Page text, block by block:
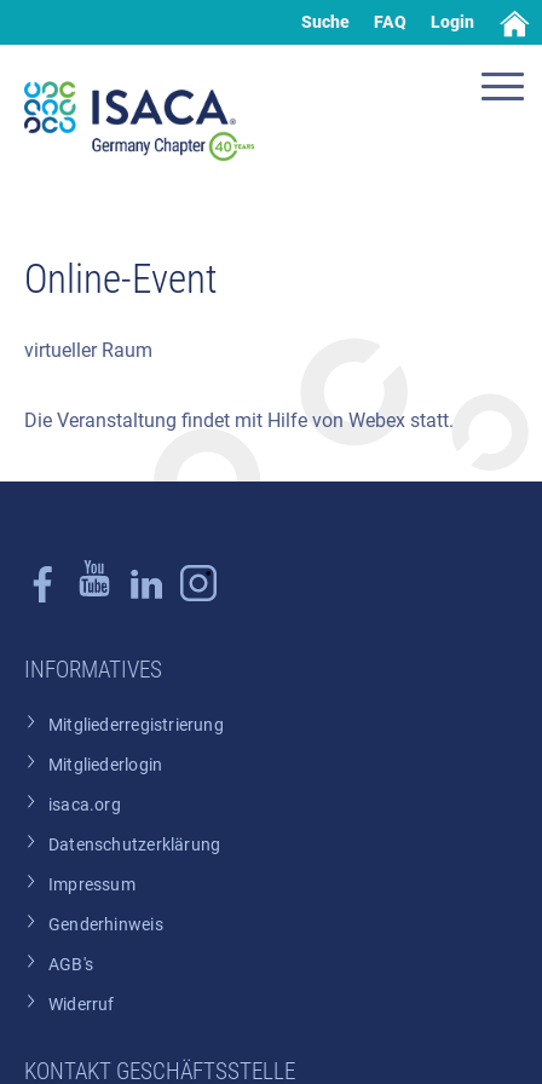
Suche FAQ Login
Online-Event
virtueller Raum
Die Veranstaltung findet mit Hilfe von Webex statt.
INFORMATIVES
Mitgliederregistrierung
Mitgliederlogin
isaca.org
Datenschutzerklärung
Impressum
Genderhinweis
AGB's
Widerruf
KONTAKT GESCHÄFTSSTELLE